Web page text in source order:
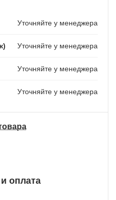
Уточняйте у менеджера
Уточняйте у менеджера
Уточняйте у менеджера
Уточняйте у менеджера
оплата